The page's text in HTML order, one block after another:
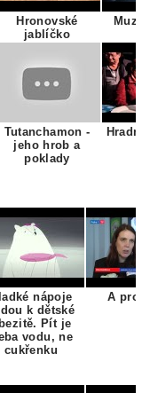
Hronovské
jablíčko
Tutanchamon -
jeho hrob a
poklady
nápoje
k dětské
Pít je
vodu, ne
cukřenku
A